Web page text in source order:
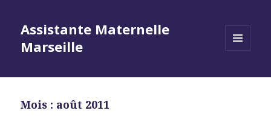
Assistante Maternelle
Marseille
WIDGETS
Mois : août 2011